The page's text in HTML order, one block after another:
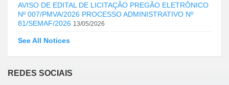
AVISO DE EDITAL DE LICITAÇÃO PREGÃO ELETRÔNICO
Nº 007/PMVA/2026 PROCESSO ADMINISTRATIVO Nº
81/SEMAF/2026 13/05/2026
See All Notices
REDES SOCIAIS